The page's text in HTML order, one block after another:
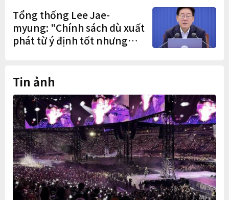
trạng nắm quyền quá lâu"
Tổng thống Lee Jae-
myung: "Chính sách dù xuất
phát từ ý định tốt nhưng
hơn"
Tin ảnh